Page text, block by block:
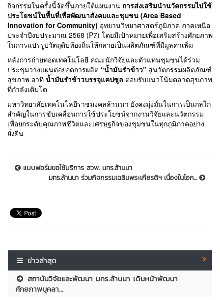
กิจกรรมในครั้งนี้จัดขึ้นภายใต้แผนงาน การส่งเสริมนำนวัตกรรมไปใช้
ประโยชน์ในพื้นที่เพื่อพัฒนาสังคมและชุมชน (Area Based
Innovation for Community) อุทยานวิทยาศาสตร์ภูมิภาค ภาคเหนือ
ประจำปีงบประมาณ 2568 (P7) โดยมีเป้าหมายเพื่อเสริมสร้างศักยภาพ
ในการแปรรูปวัตถุดิบท้องถิ่นให้กลายเป็นผลิตภัณฑ์ที่มีมูลค่าเพิ่ม
หลังการถ่ายทอดเทคโนโลยี คณะนักวิจัยและตัวแทนชุมชนได้ร่วม
ประชุมวางแผนต่อยอดการผลิต “น้ำมันรำข้าว” สู่นวัตกรรมผลิตภัณฑ์
สุขภาพ อาทิ น้ำมันรำข้าวบรรจุแคปซูล ตอบรับแนวโน้มตลาดสุขภาพ
ที่กำลังเติบโต
มหาวิทยาลัยเทคโนโลยีราชมงคลล้านนา ยังคงมุ่งมั่นในการเป็นกลไก
สำคัญในการขับเคลื่อนการใช้ประโยชน์จากงานวิจัยและนวัตกรรม
เพื่อยกระดับคุณภาพชีวิตและเศรษฐกิจของชุมชนในทุกภูมิภาคอย่าง
ยั่งยืน
แบบฟอร์มขอใช้บริการ สวพ. มทร.ล้านนา
มทร.ล้านนา ร่วมกิจกรรมเฉลิมพระเกียรติฯ เนื่องในโอก...
ข่าวล่าสุด
สถาบันวิจัยและพัฒนา มทร.ล้านนา เดินหน้าพัฒนา
ศักยภาพบุคลา...